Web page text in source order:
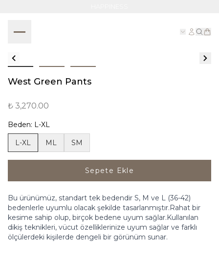
West Green Pants
₺ 3,270.00
Beden: L-XL
L-XL ML SM
Sepete Ekle
Bu ürünümüz, standart tek bedendir S, M ve L (36-42)
bedenlerle uyumlu olacak şekilde tasarlanmıştır.Rahat bir
kesime sahip olup, birçok bedene uyum sağlar.Kullanılan
dikiş teknikleri, vücut özelliklerinize uyum sağlar ve farklı
ölçülerdeki kişilerde dengeli bir görünüm sunar.